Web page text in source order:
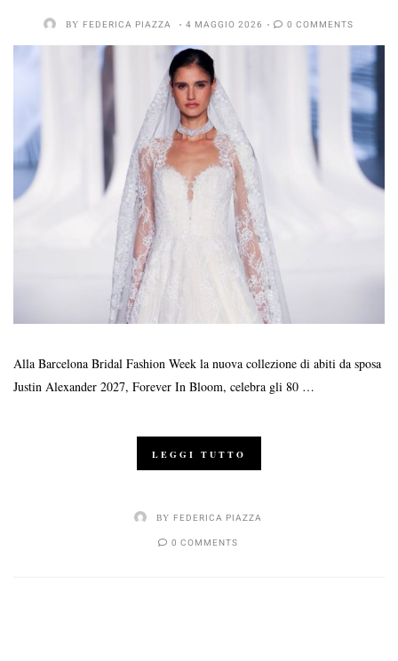
BY FEDERICA PIAZZA 4 MAGGIO 2026 0 COMMENTS
Alla Barcelona Bridal Fashion Week la nuova collezione di abiti da sposa
Justin Alexander 2027, Forever In Bloom, celebra gli 80 …
LEGGI TUTTO
BY FEDERICA PIAZZA
0 COMMENTS